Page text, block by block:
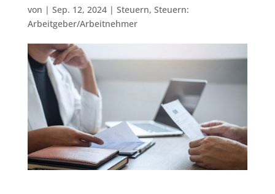
von | Sep. 12, 2024| Steuern, Steuern:
Arbeitgeber/Arbeitnehmer